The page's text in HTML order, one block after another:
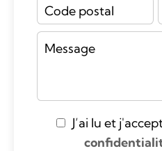
J’ai lu et